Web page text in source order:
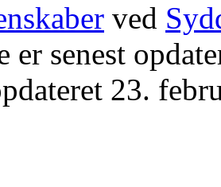
ved
er senest
23.